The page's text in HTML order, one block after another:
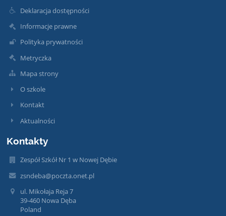
Deklaracja dostępności
Informacje prawne
Polityka prywatności
Metryczka
Mapa strony
O szkole
Kontakt
Aktualności
Kontakty
Zespół Szkół Nr 1 w Nowej Dębie
zsndeba@poczta.onet.pl
ul. Mikołaja Reja 7
39-460 Nowa Dęba
Poland